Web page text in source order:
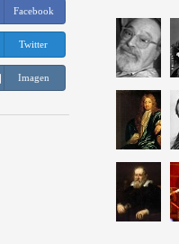
Facebook
Twitter
Imagen